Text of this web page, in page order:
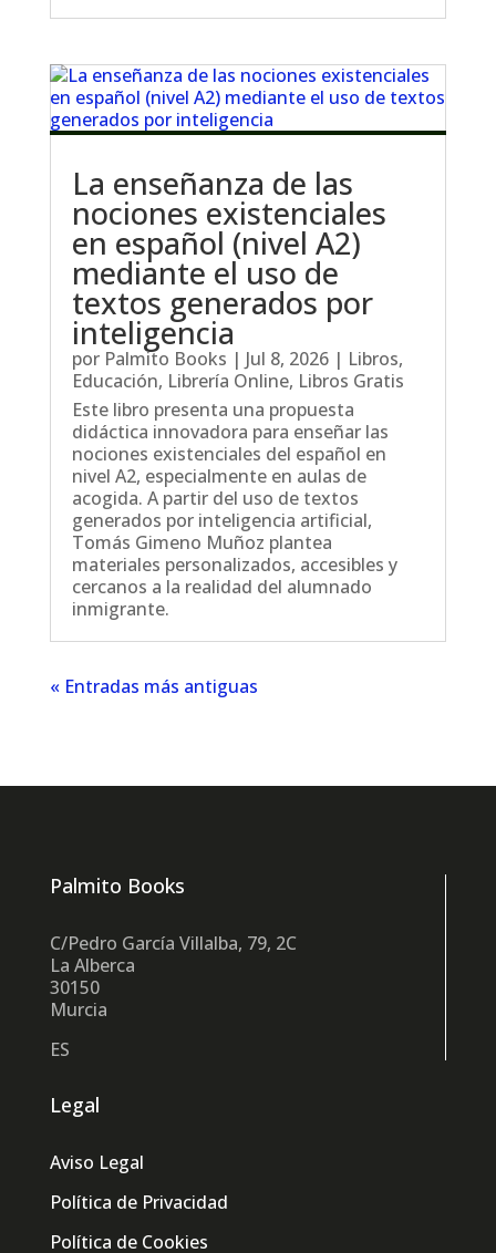
La enseñanza de las
nociones existenciales
en español (nivel A2)
mediante el uso de
textos generados por
inteligencia
por Palmito Books | Jul 8, 2026| Libros,
Educación, Librería Online, Libros Gratis
Este libro presenta una propuesta
didáctica innovadora para enseñar las
nociones existenciales del español en
nivel A2, especialmente en aulas de
acogida. A partir del uso de textos
generados por inteligencia artificial,
Tomás Gimeno Muñoz plantea
materiales personalizados, accesibles y
cercanos a la realidad del alumnado
inmigrante.
« Entradas más antiguas
Palmito Books
C/Pedro García Villalba, 79, 2C
La Alberca
30150
Murcia
ES
Legal
Aviso Legal
Política de Privacidad
Política de Cookies